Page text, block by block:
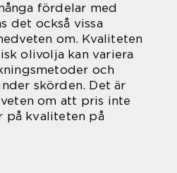
fördelar med
det också vissa
om. Kvaliteten
olivolja kan variera
och
skörden. Det är
om att pris inte
på kvaliteten på